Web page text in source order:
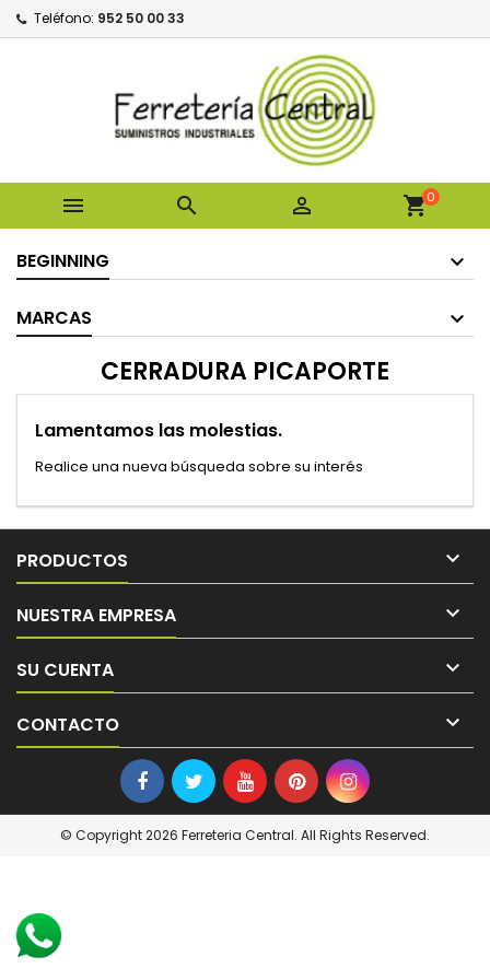
Teléfono: 952 50 00 33
   shopping_cart0
BEGINNING
MARCAS
CERRADURA PICAPORTE
Lamentamos las molestias.
Realice una nueva búsqueda sobre su interés
PRODUCTOS 
NUESTRA EMPRESA 
SU CUENTA 
CONTACTO 
© Copyright 2026 Ferreteria Central. All Rights Reserved.